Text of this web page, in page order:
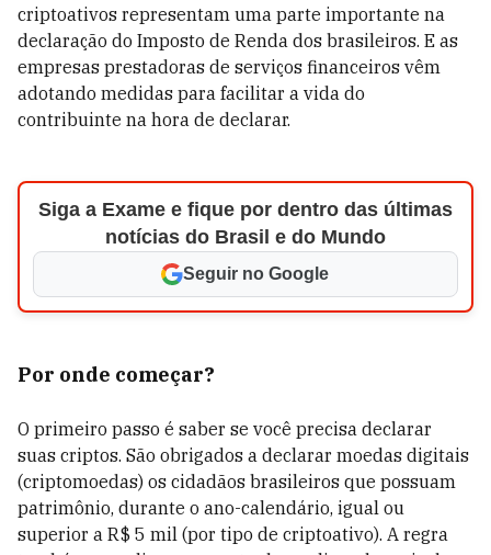
criptoativos representam uma parte importante na
declaração do Imposto de Renda dos brasileiros. E as
empresas prestadoras de serviços financeiros vêm
adotando medidas para facilitar a vida do
contribuinte na hora de declarar.
Siga a Exame e fique por dentro das últimas
notícias do Brasil e do Mundo
Seguir no Google
Por onde começar?
O primeiro passo é saber se você precisa declarar
suas criptos. São obrigados a declarar moedas digitais
(criptomoedas) os cidadãos brasileiros que possuam
patrimônio, durante o ano-calendário, igual ou
superior a R$ 5 mil (por tipo de criptoativo). A regra